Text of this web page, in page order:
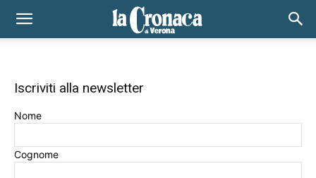
Iscriviti alla newsletter
Nome
Cognome